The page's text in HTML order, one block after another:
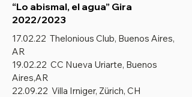
“Lo abismal, el agua” Gira
2022/2023
17.02.22 Thelonious Club, Buenos Aires,
AR
19.02.22 CC Nueva Uriarte, Buenos
Aires,AR
22.09.22 Villa Irniger, Zürich, CH